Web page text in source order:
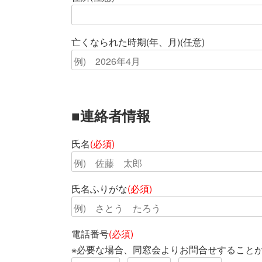
亡くなられた時期(年、月)(任意)
■連絡者情報
氏名(必須)
氏名ふりがな(必須)
電話番号(必須)
※必要な場合、同窓会よりお問合せすることが